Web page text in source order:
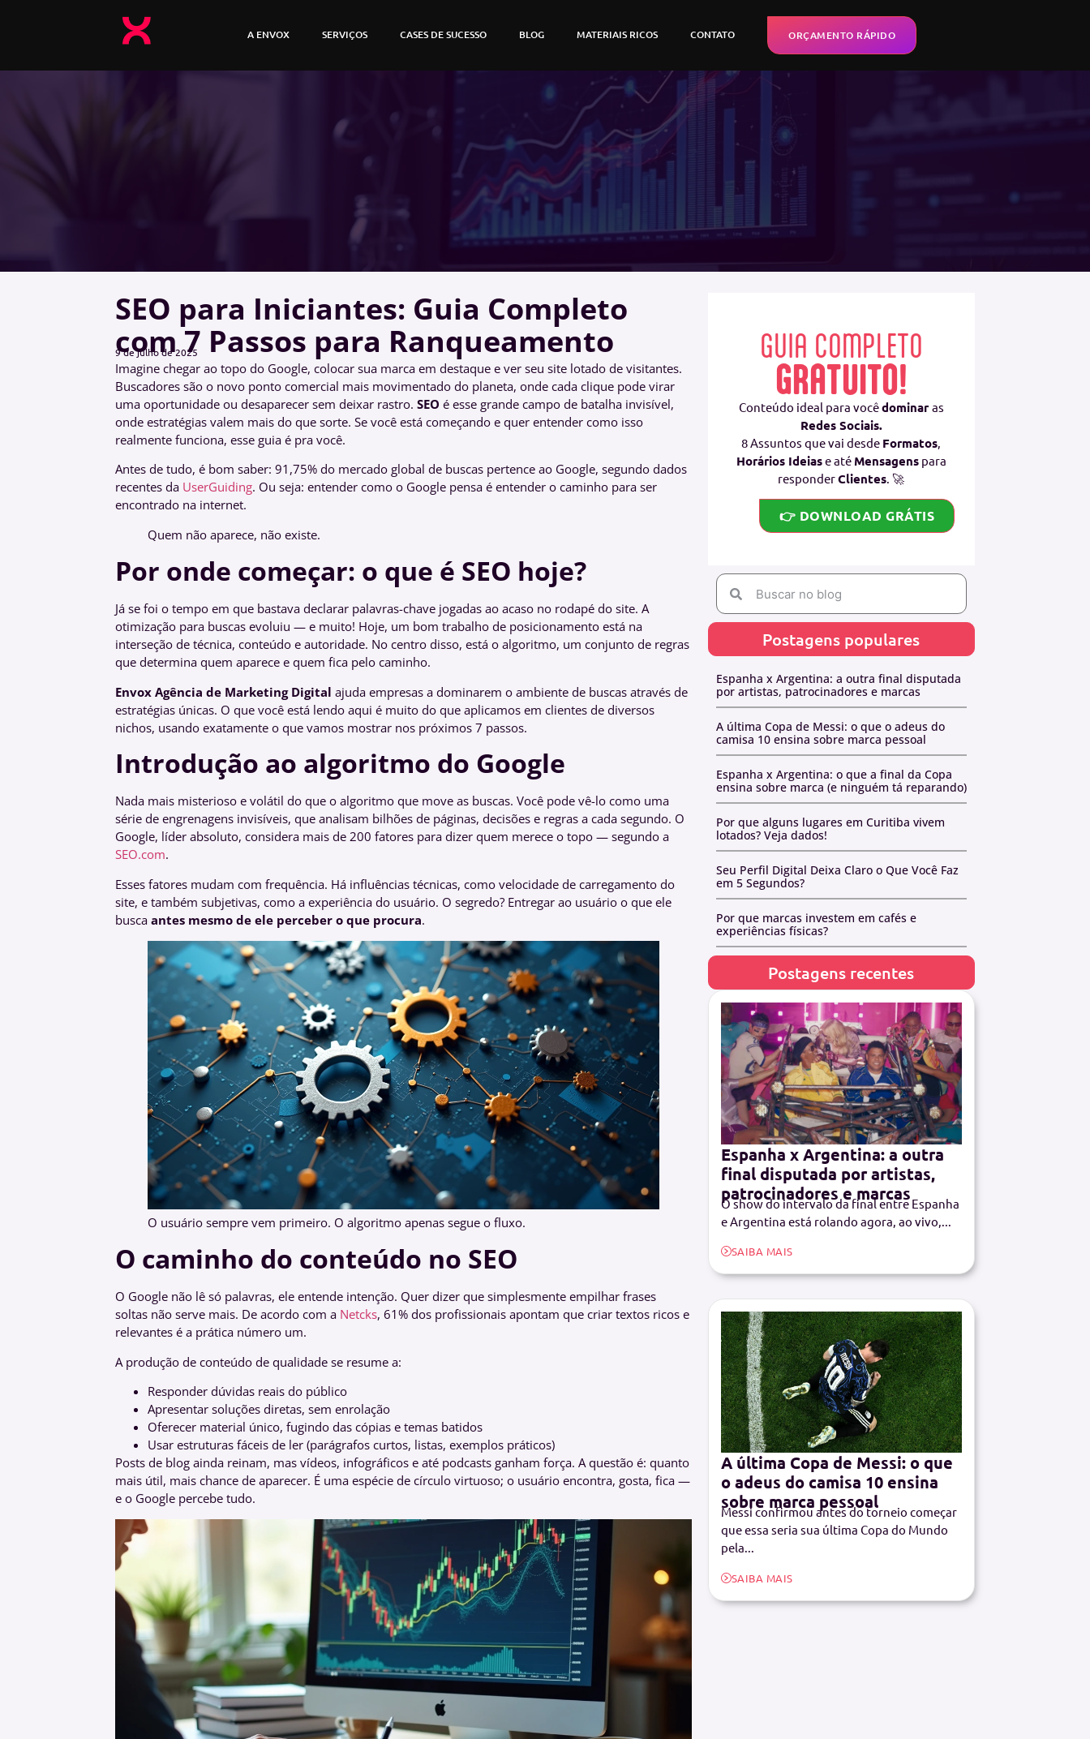
A ENVOX SERVIÇOS CASES DE SUCESSO BLOG MATERIAIS RICOS CONTATO ORÇAMENTO RÁPIDO
SEO para Iniciantes: Guia Completo
com 7 Passos para Ranqueamento
9 de julho de 2025
Imagine chegar ao topo do Google, colocar sua marca em destaque e ver seu site lotado de visitantes.
Buscadores são o novo ponto comercial mais movimentado do planeta, onde cada clique pode virar
uma oportunidade ou desaparecer sem deixar rastro. SEO é esse grande campo de batalha invisível,
onde estratégias valem mais do que sorte. Se você está começando e quer entender como isso
realmente funciona, esse guia é pra você.
Antes de tudo, é bom saber: 91,75% do mercado global de buscas pertence ao Google, segundo dados
recentes da UserGuiding. Ou seja: entender como o Google pensa é entender o caminho para ser
encontrado na internet.
Quem não aparece, não existe.
Por onde começar: o que é SEO hoje?
Já se foi o tempo em que bastava declarar palavras-chave jogadas ao acaso no rodapé do site. A
otimização para buscas evoluiu — e muito! Hoje, um bom trabalho de posicionamento está na
interseção de técnica, conteúdo e autoridade. No centro disso, está o algoritmo, um conjunto de regras
que determina quem aparece e quem fica pelo caminho.
Envox Agência de Marketing Digital ajuda empresas a dominarem o ambiente de buscas através de
estratégias únicas. O que você está lendo aqui é muito do que aplicamos em clientes de diversos
nichos, usando exatamente o que vamos mostrar nos próximos 7 passos.
Introdução ao algoritmo do Google
Nada mais misterioso e volátil do que o algoritmo que move as buscas. Você pode vê-lo como uma
série de engrenagens invisíveis, que analisam bilhões de páginas, decisões e regras a cada segundo. O
Google, líder absoluto, considera mais de 200 fatores para dizer quem merece o topo — segundo a
SEO.com.
Esses fatores mudam com frequência. Há influências técnicas, como velocidade de carregamento do
site, e também subjetivas, como a experiência do usuário. O segredo? Entregar ao usuário o que ele
busca antes mesmo de ele perceber o que procura.
O usuário sempre vem primeiro. O algoritmo apenas segue o fluxo.
O caminho do conteúdo no SEO
O Google não lê só palavras, ele entende intenção. Quer dizer que simplesmente empilhar frases
soltas não serve mais. De acordo com a Netcks, 61% dos profissionais apontam que criar textos ricos e
relevantes é a prática número um.
A produção de conteúdo de qualidade se resume a:
Responder dúvidas reais do público
Apresentar soluções diretas, sem enrolação
Oferecer material único, fugindo das cópias e temas batidos
Usar estruturas fáceis de ler (parágrafos curtos, listas, exemplos práticos)
Posts de blog ainda reinam, mas vídeos, infográficos e até podcasts ganham força. A questão é: quanto
mais útil, mais chance de aparecer. É uma espécie de círculo virtuoso; o usuário encontra, gosta, fica —
e o Google percebe tudo.
GUIA COMPLETO
GRATUITO!
Conteúdo ideal para vocêdominar as
Redes Sociais.
8 Assuntos que vai desde Formatos,
Horários Ideiase até Mensagenspara
responderClientes. 🚀
👉 DOWNLOAD GRÁTIS
Postagens populares
Espanha x Argentina: a outra final disputada
por artistas, patrocinadores e marcas
A última Copa de Messi: o que o adeus do
camisa 10 ensina sobre marca pessoal
Espanha x Argentina: o que a final da Copa
ensina sobre marca (e ninguém tá reparando)
Por que alguns lugares em Curitiba vivem
lotados? Veja dados!
Seu Perfil Digital Deixa Claro o Que Você Faz
em 5 Segundos?
Por que marcas investem em cafés e
experiências físicas?
Postagens recentes
Espanha x Argentina: a outra
final disputada por artistas,
patrocinadores e marcas
O show do intervalo da final entre Espanha
e Argentina está rolando agora, ao vivo,...
SAIBA MAIS
A última Copa de Messi: o que
o adeus do camisa 10 ensina
sobre marca pessoal
Messi confirmou antes do torneio começar
que essa seria sua última Copa do Mundo
pela...
SAIBA MAIS